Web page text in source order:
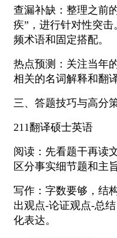
查漏补缺：整理之前
疾”，进行针对性突
频术语和固定搭配。
热点预测：关注当年
相关的名词解释和翻
三、答题技巧与高分
211翻译硕士英语
阅读：先看题干再读
区分事实细节题和主
写作：字数要够，结
出观点-论证观点-总
化表达。